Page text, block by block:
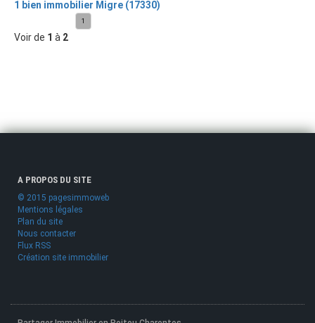
1 bien immobilier Migre (17330)
Voir de 1 à 2
1
A PROPOS DU SITE
© 2015 pagesimmoweb
Mentions légales
Plan du site
Nous contacter
Flux RSS
Création site immobilier